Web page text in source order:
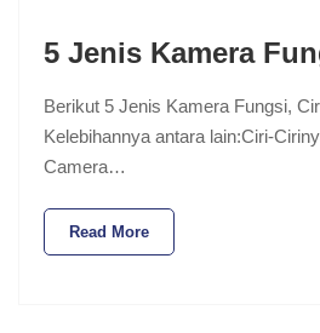
5 Jenis Kamera
Berikut 5 Jenis Kamera Fungsi,
Kelebihannya antara lain:Ciri-
Camera…
Read More